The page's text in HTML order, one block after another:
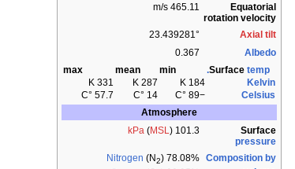
Equatorial
rotation velocity
465.11 m/s
Axial tilt
23.439281°
Albedo
0.367
Surface temp.
min
mean
max
Kelvin
184 K
287 K
331 K
Celsius
−89 °C
14 °C
57.7 °C
Atmosphere
Surface
pressure
101.3
kPa (MSL)
Composition by
78.08%
Nitrogen (N2)